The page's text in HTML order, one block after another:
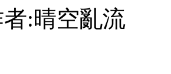
:晴空亂流